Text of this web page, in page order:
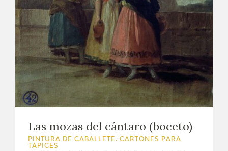
Las mozas del cántaro (boceto)
PINTURA DE CABALLETE. CARTONES PARA
TAPICES